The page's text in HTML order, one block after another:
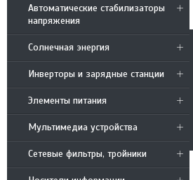
Автоматические стабилизаторы
напряжения
Солнечная энергия
Инверторы и зарядные станции
Элементы питания
Мультимедиа устройства
Сетевые фильтры, тройники